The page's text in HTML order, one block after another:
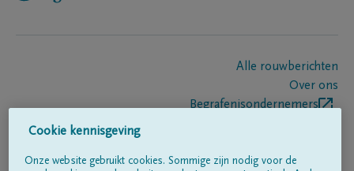
Alle rouwberichten
Over ons
Begrafenisondernemers
Cookie kennisgeving
Onze website gebruikt cookies. Sommige zijn nodig voor de